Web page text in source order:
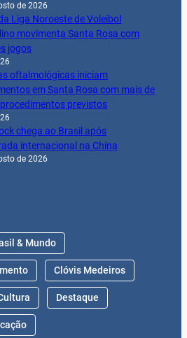
de 2026
Liga Noroeste de Voleibol
movimenta Santa Rosa com
jogos
oftalmológicas iniciam
em Santa Rosa com mais de
previstos
chega ao Brasil após
internacional na China
de 2026
& Mundo
Clóvis Medeiros
Destaque